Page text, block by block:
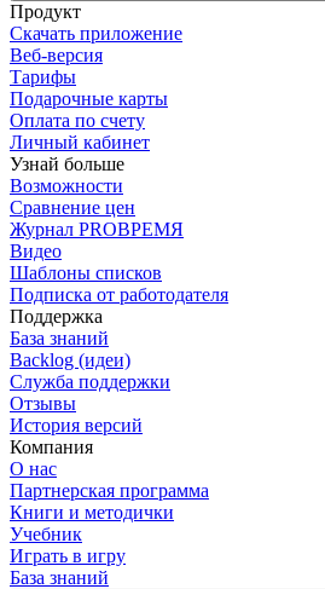
Продукт
Скачать приложение
Веб-версия
Тарифы
Подарочные карты
Оплата по счету
Личный кабинет
Узнай больше
Возможности
Сравнение цен
Журнал PROВРЕМЯ
Видео
Шаблоны списков
Подписка от работодателя
Поддержка
База знаний
Backlog (идеи)
Служба поддержки
Отзывы
История версий
Компания
О нас
Партнерская программа
Книги и методички
Учебник
Играть в игру
База знаний